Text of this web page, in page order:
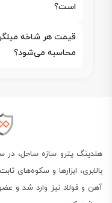
است؟
محاسبه می‌شود؟
بالابری، ابزارها و سکوه‌های
آهن و فولاد نیز وارد شد و